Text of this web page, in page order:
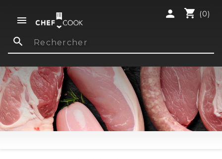

shopping_cart (0)
person
search